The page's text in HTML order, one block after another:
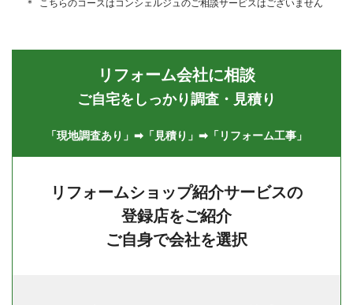
こちらのコースはコンシェルジュのご相談サービスはございません
リフォーム会社に相談
ご自宅をしっかり調査・見積り
「現地調査あり」➡「見積り」➡「リフォーム工事」
リフォームショップ紹介サービスの
登録店をご紹介
ご自身で会社を選択